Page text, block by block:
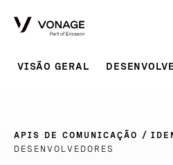
VISÃO GERAL
APIS DE COMUNICAÇÃO
DESENVOLVEDORES